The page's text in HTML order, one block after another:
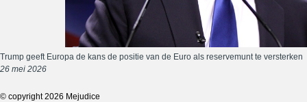
Trump geeft Europa de kans de positie van de Euro als reservemunt te versterken
26 mei 2026
© copyright 2026 Mejudice